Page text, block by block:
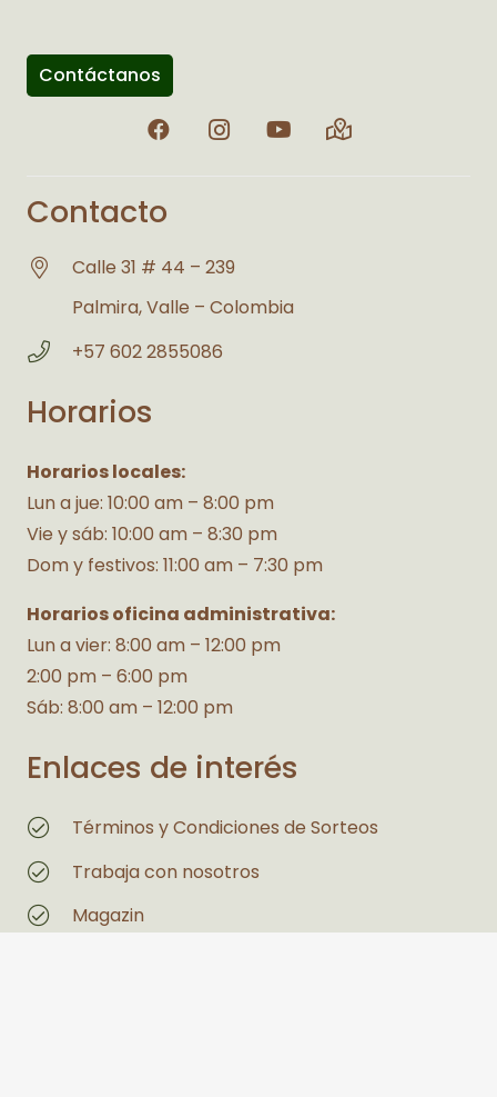
Contáctanos
Contacto
Calle 31 # 44 – 239
Palmira, Valle – Colombia
+57 602 2855086
Horarios
Horarios locales:
Lun a jue: 10:00 am – 8:00 pm
Vie y sáb: 10:00 am – 8:30 pm
Dom y festivos: 11:00 am – 7:30 pm
Horarios oficina administrativa:
Lun a vier: 8:00 am – 12:00 pm
2:00 pm – 6:00 pm
Sáb: 8:00 am – 12:00 pm
Enlaces de interés
Términos y Condiciones de Sorteos
Trabaja con nosotros
Magazin